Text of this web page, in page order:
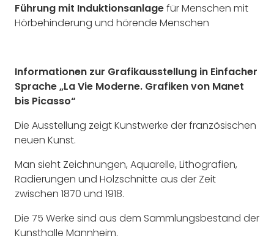
Führung mit Induktionsanlagefür Menschen mit
Hörbehinderung und hörende Menschen
Informationen zur Grafikausstellung in Einfacher
Sprache „La Vie Moderne. Grafiken von Manet
bis Picasso“
Die Ausstellung zeigt Kunstwerke der französischen
neuen Kunst.
Man sieht Zeichnungen, Aquarelle, Lithografien,
Radierungen und Holzschnitte aus der Zeit
zwischen 1870 und 1918.
Die 75 Werke sind aus dem Sammlungsbestand der
Kunsthalle Mannheim.